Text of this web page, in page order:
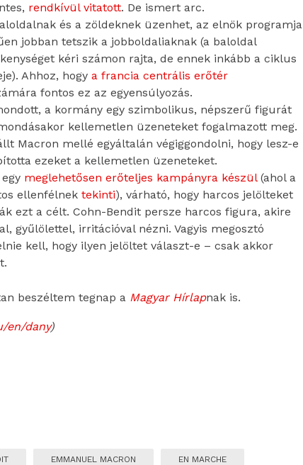
rendkívül vitatott. De ismert arc.
és a zöldeknek üzenhet, az elnök programja
jobban tetszik a jobboldaliaknak (a baloldal
kéri számon rajta, de ennek inkább a ciklus
Ahhoz, hogy a francia centrális erőtér
fontos ez az egyensúlyozás.
a kormány egy szimbolikus, népszerű figurát
kellemetlen üzeneteket fogalmazott meg.
Macron mellé egyáltalán végiggondolni, hogy lesz-e
ezeket a kellemetlen üzeneteket.
meglehetősen erőteljes kampányra készül(ahol a
ellenfélnek tekinti), várható, hogy harcos jelölteket
ezt a célt. Cohn-Bendit persze harcos figura, akire
gyűlölettel, irritációval nézni. Vagyis megosztó
kell, hogy ilyen jelöltet választ-e – csak akkor
beszéltem tegnap a Magyar Hírlapnak is.
en/dany)
EMMANUEL MACRON EN MARCHE